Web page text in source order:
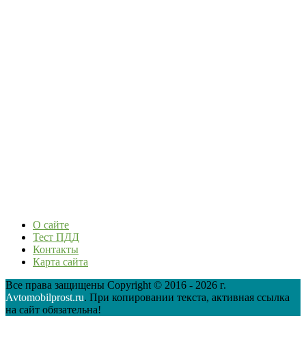
О сайте
Тест ПДД
Контакты
Карта сайта
Все права защищены Copyright © 2016 - 2026 г.
Avtomobilprost.ru. При копировании текста, активная ссылка
на сайт обязательна!